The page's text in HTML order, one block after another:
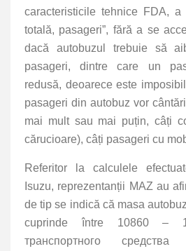
caracteristicile tehnice FDA, a
totală, pasageri”, fără a se
dacă autobuzul trebuie să
pasageri, dintre care un
redusă, deoarece este
pasageri din autobuz vor
mai mult sau mai puțin, câți
cărucioare), câți pasageri cu
Referitor la calculele
Isuzu, reprezentanții MAZ au
de tip se indică că masa
cuprinde între 10860 –
транспортного